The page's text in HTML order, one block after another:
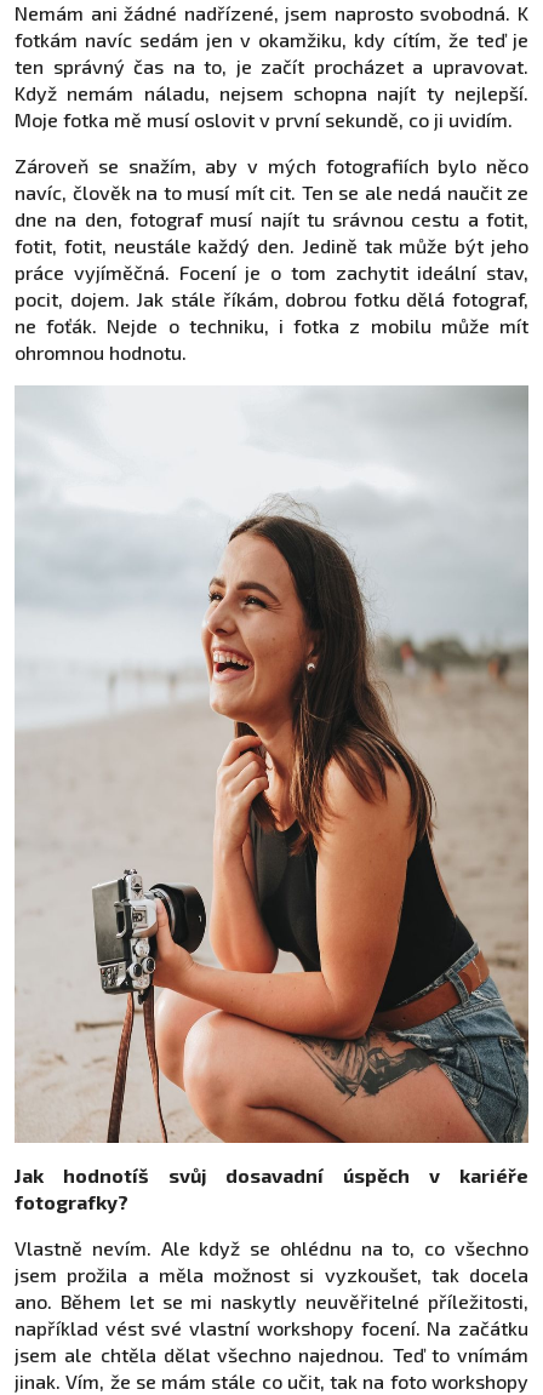
Nemám ani žádné nadřízené, jsem naprosto svobodná. K
fotkám navíc sedám jen v okamžiku, kdy cítím, že teď je
ten správný čas na to, je začít procházet a upravovat.
Když nemám náladu, nejsem schopna najít ty nejlepší.
Moje fotka mě musí oslovit v první sekundě, co ji uvidím.
Zároveň se snažím, aby v mých fotografiích bylo něco
navíc, člověk na to musí mít cit. Ten se ale nedá naučit ze
dne na den, fotograf musí najít tu srávnou cestu a fotit,
fotit, fotit, neustále každý den. Jedině tak může být jeho
práce vyjíměčná. Focení je o tom zachytit ideální stav,
pocit, dojem. Jak stále říkám, dobrou fotku dělá fotograf,
ne foťák. Nejde o techniku, i fotka z mobilu může mít
ohromnou hodnotu.
Jak hodnotíš svůj dosavadní úspěch v kariéře
fotografky?
Vlastně nevím. Ale když se ohlédnu na to, co všechno
jsem prožila a měla možnost si vyzkoušet, tak docela
ano. Během let se mi naskytly neuvěřitelné příležitosti,
například vést své vlastní workshopy focení. Na začátku
jsem ale chtěla dělat všechno najednou. Teď to vnímám
jinak. Vím, že se mám stále co učit, tak na foto workshopy